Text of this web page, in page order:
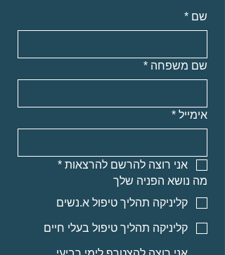
שם *
שם משפחה *
אימייל *
אני רוצה להרשם להרצאות *
מה נושא הפניה שלך
קליניקה תהליך טיפול א.נשים
קליניקה תהליך טיפול בעלי חיים